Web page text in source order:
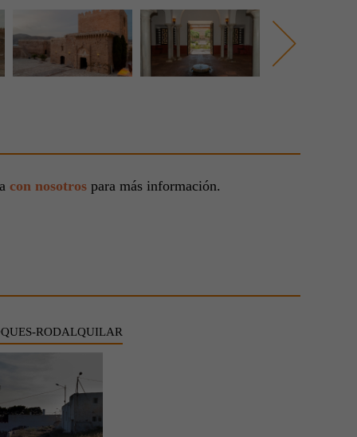
con nosotrospara más información.
RODALQUILAR